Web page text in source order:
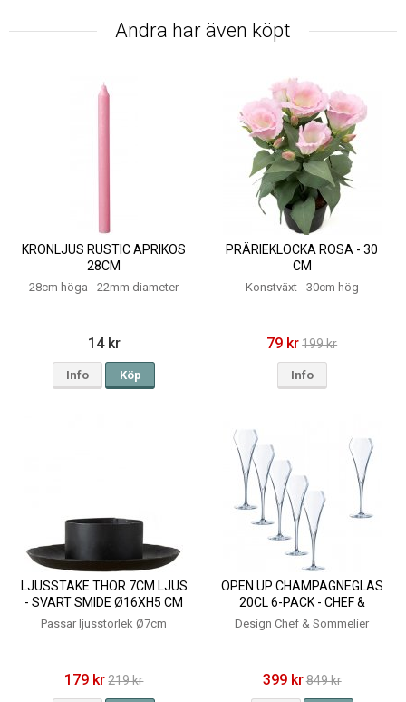
Andra har även köpt
KRONLJUS RUSTIC APRIKOS
28CM
28cm höga - 22mm diameter
14 kr
Info Köp
PRÄRIEKLOCKA ROSA - 30
CM
Konstväxt - 30cm hög
79 kr199 kr
Info
LJUSSTAKE THOR 7CM LJUS
- SVART SMIDE Ø16XH5 CM
Passar ljusstorlek Ø7cm
179 kr 219 kr
OPEN UP CHAMPAGNEGLAS
20CL 6-PACK - CHEF &
SOMMELIER
Design Chef & Sommelier
399 kr849 kr